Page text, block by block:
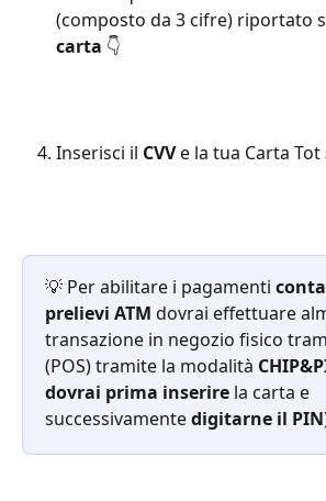
(composto da 3 cifre) riportato
carta 👇
Inserisci il CVV e la tua Carta Tot
💡 Per abilitare i pagamenti
prelievi ATM dovrai effettuare
transazione in negozio fisico
(POS) tramite la modalità
dovrai prima inserire la carta e
successivamente digitarne il PIN